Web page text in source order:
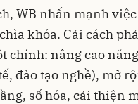
WB nhấn mạnh
khóa. Cải cách
chính: nâng cao
đào tạo nghề), mở
số hóa, cải thiện